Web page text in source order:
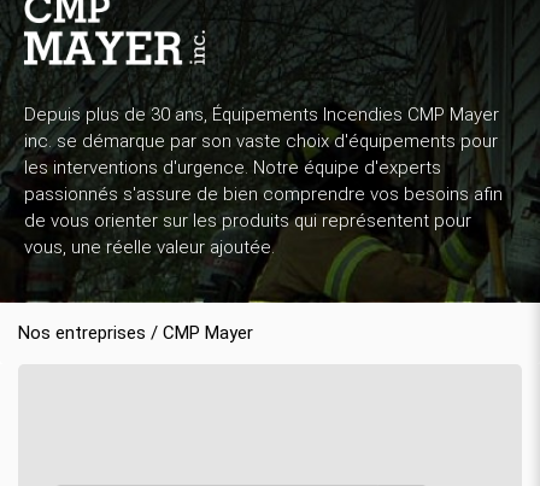
Depuis plus de 30 ans, Équipements Incendies CMP Mayer
inc. se démarque par son vaste choix d'équipements pour
les interventions d'urgence. Notre équipe d'experts
passionnés s'assure de bien comprendre vos besoins afin
de vous orienter sur les produits qui représentent pour
vous, une réelle valeur ajoutée.
Nos entreprises / CMP Mayer